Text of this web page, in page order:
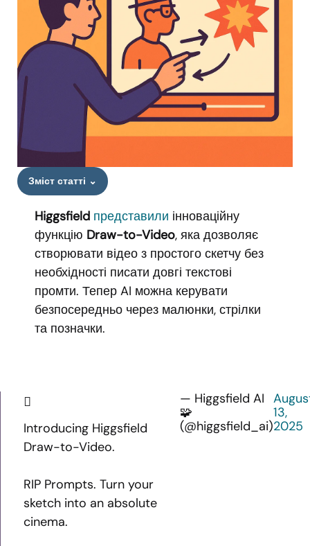
Зміст статті ⌄
Higgsfield представили інноваційну
функцію Draw-to-Video, яка дозволяє
створювати відео з простого скетчу без
необхідності писати довгі текстові
промти. Тепер AI можна керувати
безпосередньо через малюнки, стрілки
та позначки.
Introducing Higgsfield
Draw-to-Video.
RIP Prompts. Turn your
sketch into an absolute
cinema.
— Higgsfield AI
🧩
(@higgsfield_ai)
13,
2025